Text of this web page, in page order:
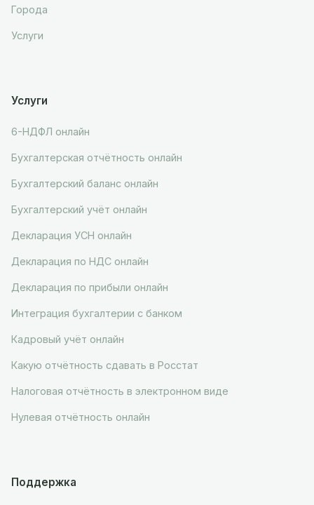
Города
Услуги
Услуги
6-НДФЛ онлайн
Бухгалтерская отчётность онлайн
Бухгалтерский баланс онлайн
Бухгалтерский учёт онлайн
Декларация УСН онлайн
Декларация по НДС онлайн
Декларация по прибыли онлайн
Интеграция бухгалтерии с банком
Кадровый учёт онлайн
Какую отчётность сдавать в Росстат
Налоговая отчётность в электронном виде
Нулевая отчётность онлайн
Поддержка